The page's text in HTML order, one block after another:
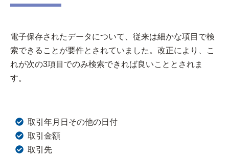
電子保存されたデータについて、従来は細かな項目で検
索できることが要件とされていました。改正により、こ
れが次の3項目でのみ検索できれば良いこととされま
す。
取引年月日その他の日付
取引金額
取引先